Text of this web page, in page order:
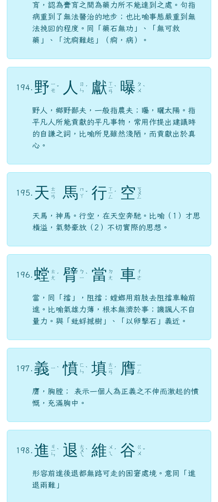
肓，認為膏肓之間為藥力所不能達到之處。句指
病重到了無法醫治的地步；也比喻事態嚴重到無
法挽回的程度。同「藥石無功」、「無可救
藥」、「沈痾難起」（痾，病）。
194. 野 ㄧ
ㄝ ˇ 人
ㄖ
ㄣ ˊ 獻 ㄒ
ㄧ
ㄢ
ˋ 曝 ㄆ
ㄨ ˋ
野人，鄉野鄙夫，一般指農夫；曝，曬太陽。指
平凡人所能貢獻的平凡事物，常用作提出建議時
的自謙之詞，比喻所見雖然淺陋，而貢獻出於真
心。
195. 天 ㄊ
ㄧ
ㄢ 馬 ㄇ
ㄚ ˇ 行 ㄒ
ㄧ
ㄥ
ˊ 空 ㄎ
ㄨ
ㄥ
天馬，神馬。行空，在天空奔馳。比喻（1）才思
橫溢，氣勢豪放（2）不切實際的思想。
196. 螳 ㄊ
ㄤ ˊ 臂 ㄅ
ㄧ ˋ 當 ㄉ
ㄤ
車 ㄔ
ㄜ
當，同「擋」，阻擋；螳螂用前肢去阻擋車輪前
進。比喻氣雄力薄，根本無濟於事；譏諷人不自
量力。與「蚍蜉撼樹」、「以卵擊石」義近。
197. 義 ㄧ ˋ 憤 ㄈ
ㄣ ˋ 填 ㄊ
ㄧ
ㄢ
ˊ 膺 ㄧ
ㄥ
膺，胸膛； 表示一個人為正義之不伸而激起的憤
慨，充滿胸中。
198. 進 ㄐ
ㄧ
ㄣ
ˋ 退 ㄊ
ㄨ
ㄟ
ˋ 維 ㄨ
ㄟ
ˊ 谷 ㄍ
ㄨ ˇ
形容前進後退都無路可走的困窘處境。意同「進
退兩難」